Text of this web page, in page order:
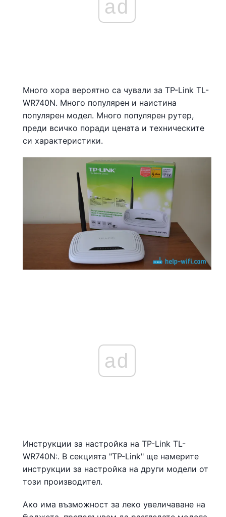
ad
Много хора вероятно са чували за TP-Link TL-
WR740N. Много популярен и наистина
популярен модел. Много популярен рутер,
преди всичко поради цената и техническите
си характеристики.
ad
Инструкции за настройка на TP-Link TL-
WR740N:. В секцията "TP-Link" ще намерите
инструкции за настройка на други модели от
този производител.
Ако има възможност за леко увеличаване на